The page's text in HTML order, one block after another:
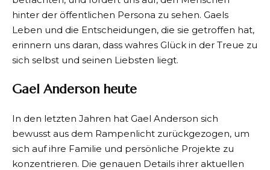
hinter der öffentlichen Persona zu sehen. Gaels
Leben und die Entscheidungen, die sie getroffen hat,
erinnern uns daran, dass wahres Glück in der Treue zu
sich selbst und seinen Liebsten liegt.
Gael Anderson heute
In den letzten Jahren hat Gael Anderson sich
bewusst aus dem Rampenlicht zurückgezogen, um
sich auf ihre Familie und persönliche Projekte zu
konzentrieren. Die genauen Details ihrer aktuellen